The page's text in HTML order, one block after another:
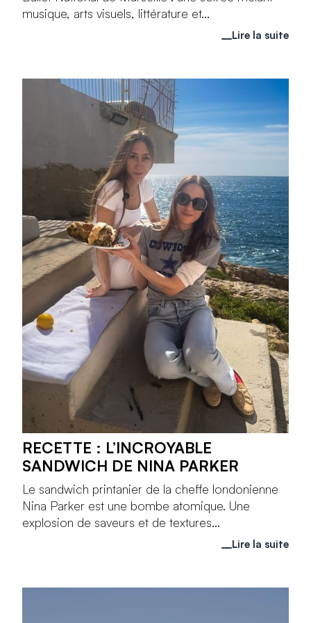
musique, arts visuels, littérature et...
Lire la suite
RECETTE : L’INCROYABLE
SANDWICH DE NINA PARKER
Le sandwich printanier de la cheffe londonienne
Nina Parker est une bombe atomique. Une
explosion de saveurs et de textures...
Lire la suite